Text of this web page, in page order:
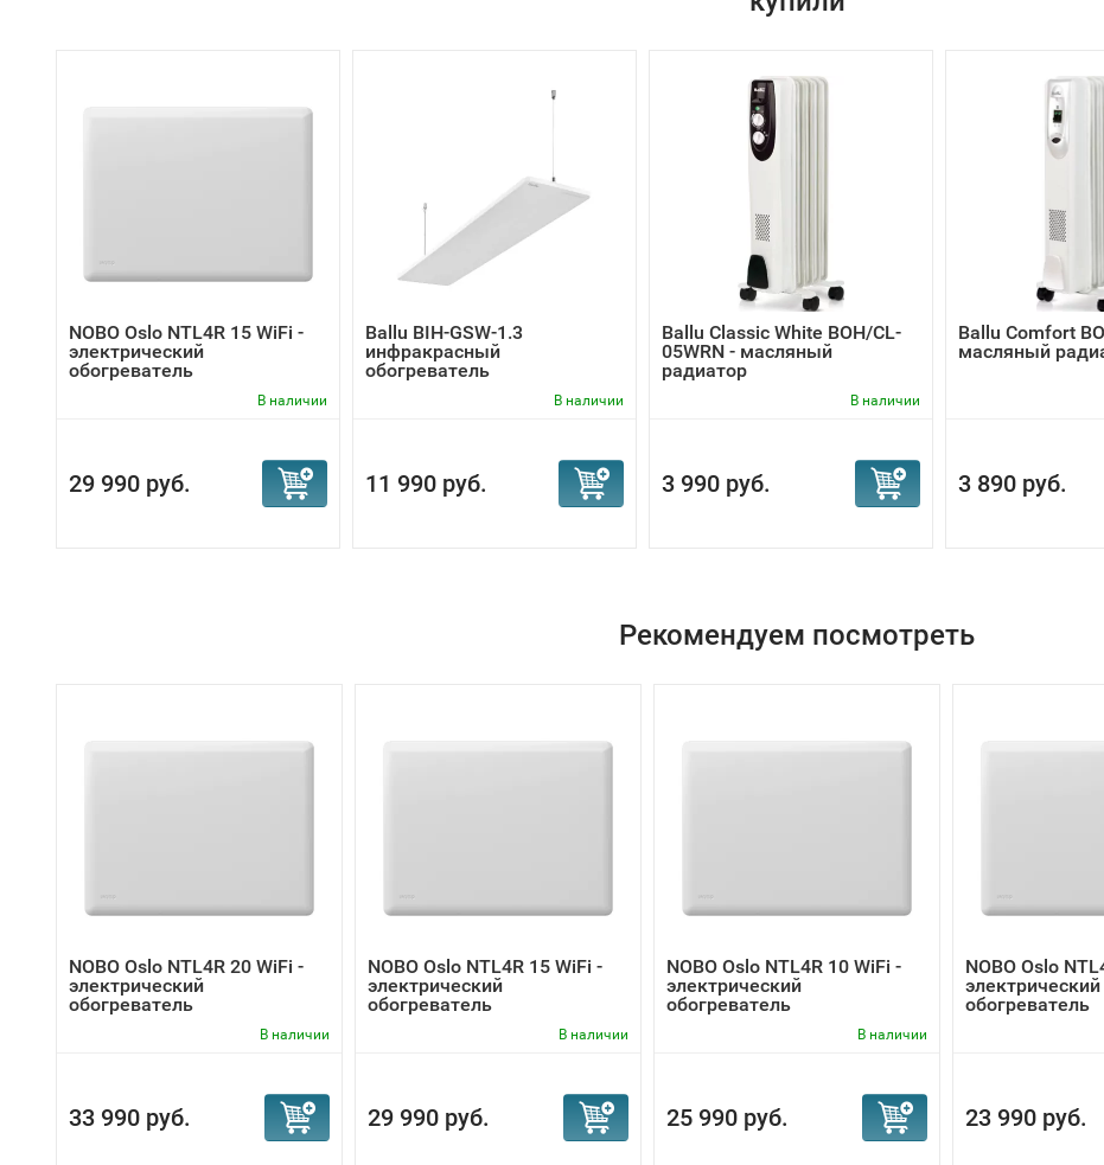
NOBO Oslo NTL4R 15 WiFi -
электрический
обогреватель
В наличии
29 990 руб.
Ballu BIH-GSW-1.3
инфракрасный
обогреватель
В наличии
11 990 руб.
Ballu Classic White BOH/CL-
05WRN - масляный
радиатор
В наличии
3 990 руб.
Ballu Comfort
масляный
3 890 руб.
Рекомендуем посмотреть
NOBO Oslo NTL4R 20 WiFi -
электрический
обогреватель
В наличии
33 990 руб.
NOBO Oslo NTL4R 15 WiFi -
электрический
обогреватель
В наличии
29 990 руб.
NOBO Oslo NTL4R 10 WiFi -
электрический
обогреватель
В наличии
25 990 руб.
NOBO Oslo
электрический
обогреватель
23 990 руб.